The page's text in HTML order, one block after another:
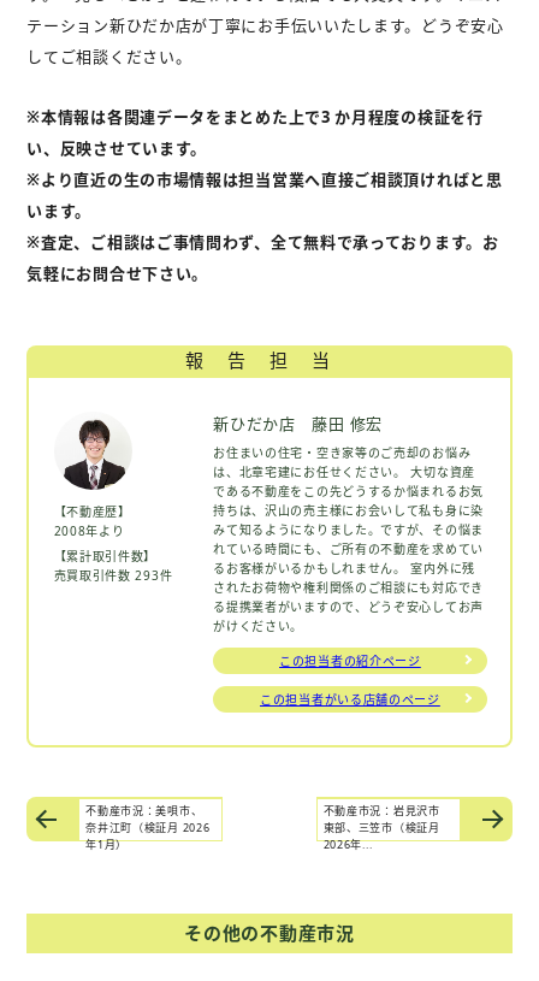
テーション新ひだか店が丁寧にお手伝いいたします。どうぞ安心
してご相談ください。
※本情報は各関連データをまとめた上で3 か月程度の検証を行
い、反映させています。
※より直近の生の市場情報は担当営業へ直接ご相談頂ければと思
います。
※査定、ご相談はご事情問わず、全て無料で承っております。お
気軽にお問合せ下さい。
報告担当
【不動産歴】
2008年より
【累計取引件数】
売買取引件数 293件
新ひだか店 藤田 修宏
お住まいの住宅・空き家等のご売却のお悩み
は、北章宅建にお任せください。 大切な資産
である不動産をこの先どうするか悩まれるお気
持ちは、沢山の売主様にお会いして私も身に染
みて知るようになりました。ですが、その悩ま
れている時間にも、ご所有の不動産を求めてい
るお客様がいるかもしれません。 室内外に残
されたお荷物や権利関係のご相談にも対応でき
る提携業者がいますので、どうぞ安心してお声
がけください。
この担当者の紹介ページ
この担当者がいる店舗のページ
不動産市況：美唄市、
奈井江町（検証月 2026
年1月）
不動産市況：岩見沢市
東部、三笠市（検証月
2026年...
その他の不動産市況